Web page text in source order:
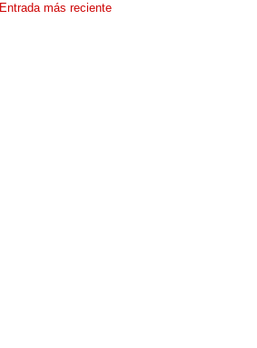
Entrada más reciente